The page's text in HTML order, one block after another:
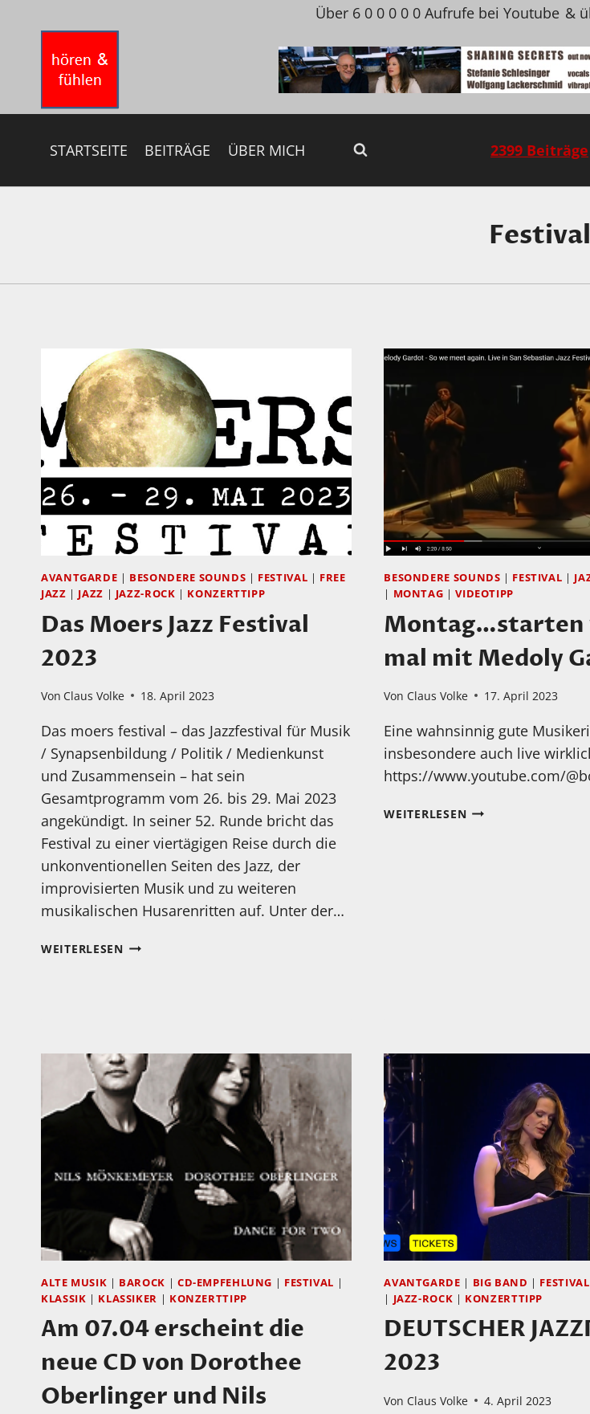
springen
Über 6 0 0 0 0 0 Aufrufe bei Youtube &
STARTSEITE BEITRÄGE ÜBER MICH 2399 Beiträge
Festival
AVANTGARDE | BESONDERE SOUNDS | FESTIVAL | FREE
JAZZ | JAZZ | JAZZ-ROCK | KONZERTTIPP
Das Moers Jazz Festival
2023
Von Claus Volke 18. April 2023
Das moers festival – das Jazzfestival für Musik
/ Synapsenbildung / Politik / Medienkunst
und Zusammensein – hat sein
Gesamtprogramm vom 26. bis 29. Mai 2023
angekündigt. In seiner 52. Runde bricht das
Festival zu einer viertägigen Reise durch die
unkonventionellen Seiten des Jazz, der
improvisierten Musik und zu weiteren
musikalischen Husarenritten auf. Unter der…
WEITERLESENDAS
BESONDERE SOUNDS | FESTIVAL |
| MONTAG |VIDEOTIPP
Montag…starten
mal mit Medoly
Von Claus Volke 17. April 2023
Eine wahnsinnig gute
insbesondere auch live
https://www.youtube.com/
WEITERLESENMONTAG…
ALTE MUSIK | BAROCK | CD-EMPFEHLUNG | FESTIVAL |
KLASSIK | KLASSIKER | KONZERTTIPP
Am 07.04 erscheint die
neue CD von Dorothee
Oberlinger und Nils
AVANTGARDE | BIG BAND | FESTIVAL
| JAZZ-ROCK | KONZERTTIPP
DEUTSCHER
2023
Von Claus Volke 4. April 2023